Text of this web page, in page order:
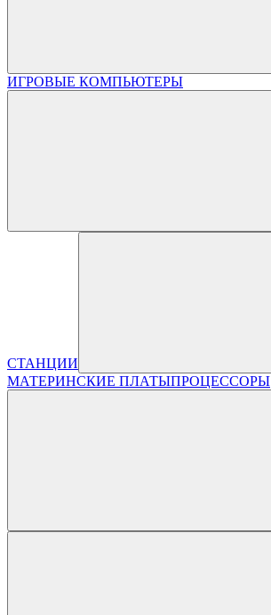
ИГРОВЫЕ КОМПЬЮТЕРЫ
СТАНЦИИ
МАТЕРИНСКИЕ ПЛАТЫПРОЦЕССОРЫ